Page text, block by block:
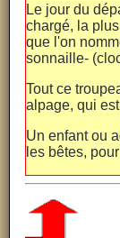
Le jour du
chargé, la
que l'on
sonnaille-
Tout ce
alpage, qui
Un enfant ou
les bêtes,